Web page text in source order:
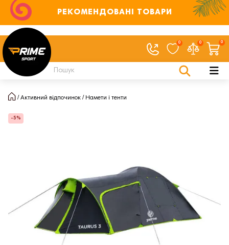
РЕКОМЕНДОВАНІ ТОВАРИ
0 0 0
Активний відпочинок Намети і тенти
-5%